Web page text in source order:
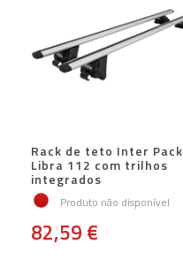
Rack de teto Inter Pack
Libra 112 com trilhos
integrados
Produto não disponível
82,59 €